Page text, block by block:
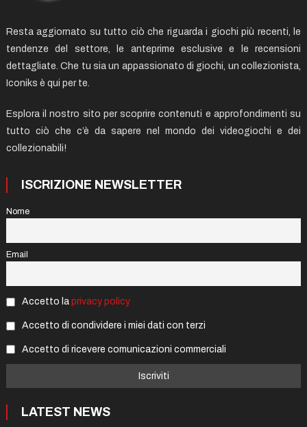
Resta aggiornato su tutto ciò che riguarda i giochi più recenti, le
tendenze del settore, le anteprime esclusive e le recensioni
dettagliate. Che tu sia un appassionato di giochi, un collezionista,
Iconiks è qui per te.
Esplora il nostro sito per scoprire contenuti e approfondimenti su
tutto ciò che c’è da sapere nel mondo dei videogiochi e dei
collezionabili!
ISCRIZIONE NEWSLETTER
Nome
Email
Accetto la privacy policy
Accetto di condividere i miei dati con terzi
Accetto di ricevere comunicazioni commerciali
LATEST NEWS